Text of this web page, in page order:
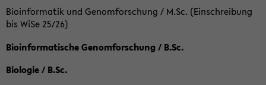
Bioinformatik und Genomforschung / M.Sc. (Einschreibung
bis WiSe 25/26)
Bioinformatische Genomforschung / B.Sc.
Biologie / B.Sc.